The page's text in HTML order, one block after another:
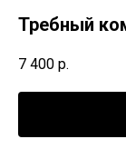
Требный
7 400 р.